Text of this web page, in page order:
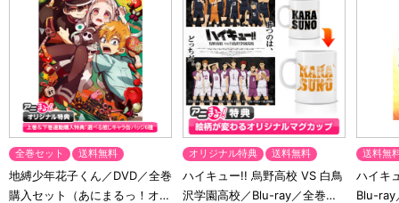
全巻セット 送料無料
地縛少年花子くん／DVD／全巻
購入セット（あにまるっ！オリ
オリジナル特典 送料無料
ハイキュー!! 烏野高校 VS 白鳥
沢学園高校／Blu-ray／全巻セ
送料無
ハイキ
Blu-ray